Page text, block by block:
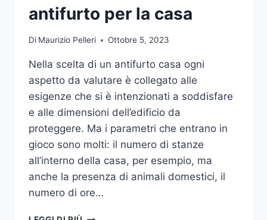
UNA
TIPOGRAFIA
ECCO
SCEGLIERE
antifurto per la casa
Di Maurizio Pelleri Ottobre 5, 2023
Nella scelta di un antifurto casa ogni
aspetto da valutare è collegato alle
esigenze che si è intenzionati a soddisfare
e alle dimensioni dell’edificio da
proteggere. Ma i parametri che entrano in
gioco sono molti: il numero di stanze
all’interno della casa, per esempio, ma
anche la presenza di animali domestici, il
numero di ore…
COME